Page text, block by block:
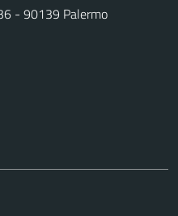
- 90139 Palermo